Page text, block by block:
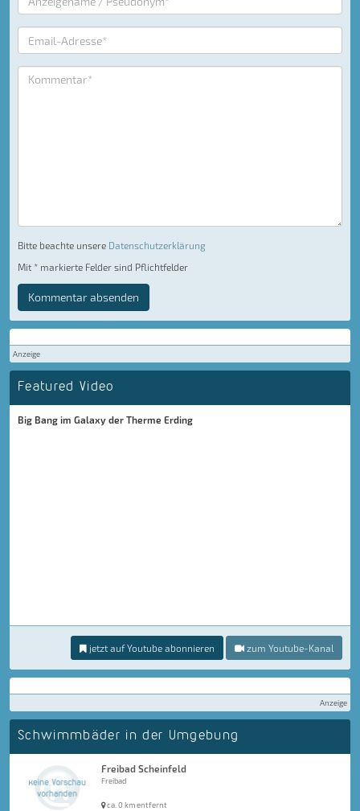
Bitte beachte unsere Datenschutzerklärung
Mit * markierte Felder sind Pflichtfelder
Kommentar absenden
Anzeige
Featured Video
Big Bang im Galaxy der Therme Erding
jetzt auf Youtube abonnieren zum Youtube-Kanal
Anzeige
Schwimmbäder in der Umgebung
Freibad Scheinfeld
Freibad
ca. 0 km entfernt